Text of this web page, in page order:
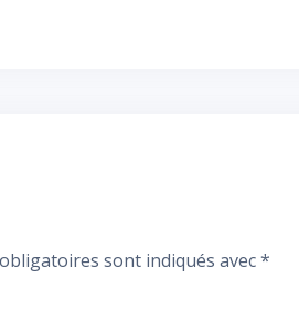
sont indiqués avec*